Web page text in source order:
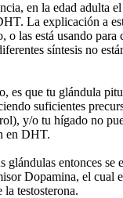
en la edad adulta
La explicación a
o las está usando
síntesis no
es que tu glándula
suficientes
y/o tu hígado no
en DHT.
glándulas entonces
Dopamina, el cual
testosterona.